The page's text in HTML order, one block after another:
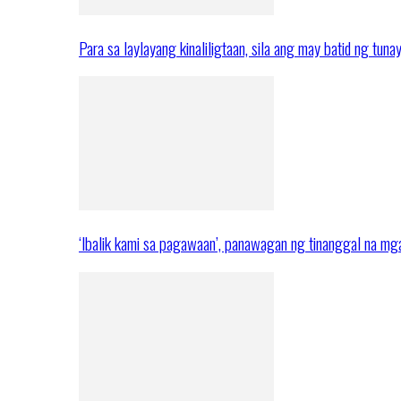
Para sa laylayang kinaliligtaan, sila ang may batid ng
‘Ibalik kami sa pagawaan’, panawagan ng tinanggal na